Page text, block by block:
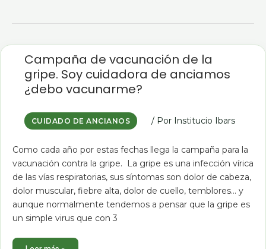
Campaña de vacunación de la
gripe. Soy cuidadora de anciamos
¿debo vacunarme?
CUIDADO DE ANCIANOS / Por Institucio Ibars
Como cada año por estas fechas llega la campaña para la
vacunación contra la gripe. La gripe es una infección vírica
de las vías respiratorias, sus síntomas son dolor de cabeza,
dolor muscular, fiebre alta, dolor de cuello, temblores… y
aunque normalmente tendemos a pensar que la gripe es
un simple virus que con 3
Campaña
de
vacunación
de
la
gripe.
Soy
de
anciamos
¿debo